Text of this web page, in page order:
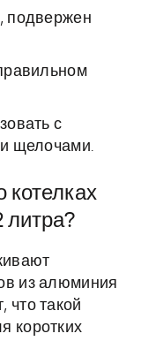
подвержен
с
щелочами.
котелках
из алюминия
что такой
коротких